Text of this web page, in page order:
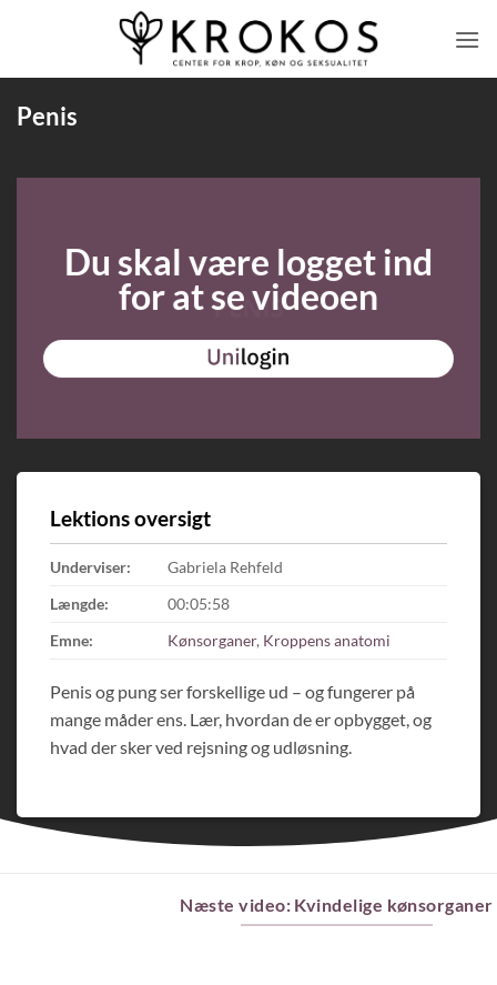
Penis
Du skal være logget ind
for at se videoen
Lektions oversigt
Underviser:
Gabriela Rehfeld
Længde:
00:05:58
Emne:
Kønsorganer, Kroppens anatomi
Penis og pung ser forskellige ud – og fungerer på
mange måder ens. Lær, hvordan de er opbygget, og
hvad der sker ved rejsning og udløsning.
Næste video: Kvindelige kønsorganer